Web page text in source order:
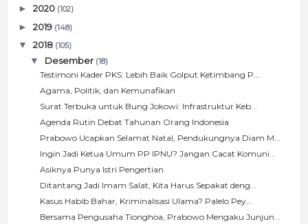
► 2020 (102)
► 2019 (148)
▼ 2018 (105)
▼ Desember (18)
Testimoni Kader PKS: Lebih Baik Golput Ketimbang P...
Agama, Politik, dan Kemunafikan
Surat Terbuka untuk Bung Jokowi: Infrastruktur Keb...
Agenda Rutin Debat Tahunan Orang Indonesia
Prabowo Ucapkan Selamat Natal, Pendukungnya Diam M...
Ingin Jadi Ketua Umum PP IPNU? Jangan Cacat Komuni...
Asiknya Punya Istri Pengertian
Ditantang Jadi Imam Salat, Kita Harus Sepakat deng...
Kasus Habib Bahar, Kriminalisasi Ulama? Palelo Pey...
Bersama Pengusaha Tionghoa, Prabowo Mengaku Junjun...